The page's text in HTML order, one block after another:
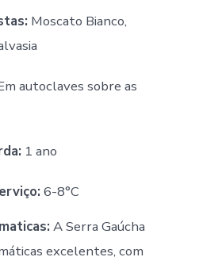
Moscato Bianco,
autoclaves sobre as
1 ano
6-8°C
A Serra Gaúcha
excelentes, com